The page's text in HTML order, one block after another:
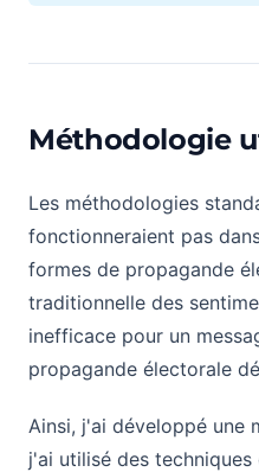
Méthodologie
Les méthodologies
fonctionneraient pas
formes de propagande
traditionnelle des
inefficace pour un
propagande électorale
Ainsi, j'ai développé une
j'ai utilisé des